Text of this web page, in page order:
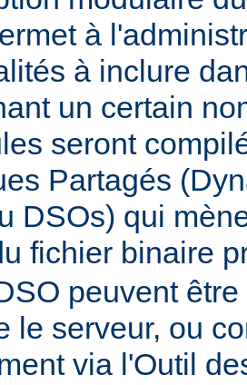
à
à inclure
un certain
seront
Partagés
DSOs) qui
fichier binaire
peuvent
le serveur, ou
via l'Outil